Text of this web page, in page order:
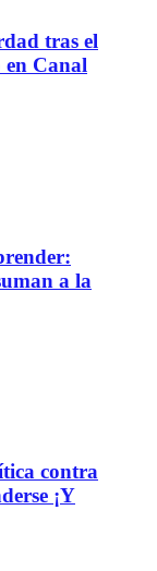
tras el
en Canal
a la
contra
¡Y